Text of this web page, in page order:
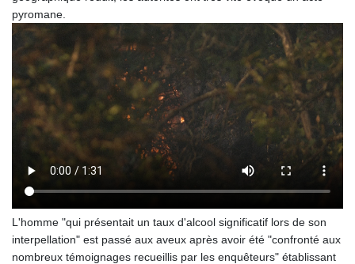
pyromane.
L'homme "qui présentait un taux d'alcool significatif lors de son
interpellation" est passé aux aveux après avoir été "confronté aux
nombreux témoignages recueillis par les enquêteurs" établissant